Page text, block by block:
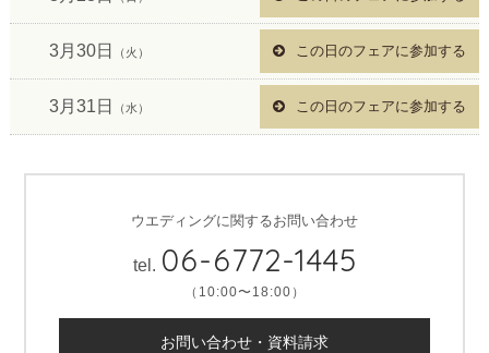
3月30日 （火） この日のフェアに参加する
3月31日 （水） この日のフェアに参加する
ウエディングに関するお問い合わせ
tel. 06-6772-1445
（10:00〜18:00）
お問い合わせ・資料請求